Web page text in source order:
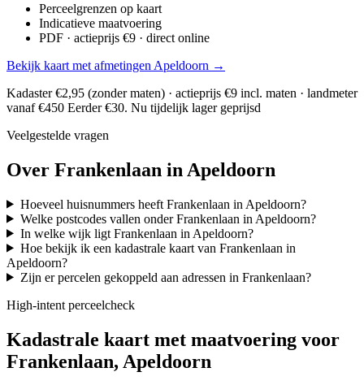
Perceelgrenzen op kaart
Indicatieve maatvoering
PDF · actieprijs €9 · direct online
Bekijk kaart met afmetingen Apeldoorn →
Kadaster €2,95 (zonder maten) · actieprijs €9 incl. maten · landmeter
vanaf €450 Eerder €30. Nu tijdelijk lager geprijsd
Veelgestelde vragen
Over Frankenlaan in Apeldoorn
Hoeveel huisnummers heeft Frankenlaan in Apeldoorn?
Welke postcodes vallen onder Frankenlaan in Apeldoorn?
In welke wijk ligt Frankenlaan in Apeldoorn?
Hoe bekijk ik een kadastrale kaart van Frankenlaan in
Apeldoorn?
Zijn er percelen gekoppeld aan adressen in Frankenlaan?
High-intent perceelcheck
Kadastrale kaart met maatvoering voor
Frankenlaan, Apeldoorn